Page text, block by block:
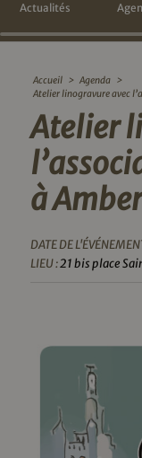
Actualités
Accueil > Agenda >
Atelier linogravure avec
Atelier
à
DATE DE
LIEU :21 bis place